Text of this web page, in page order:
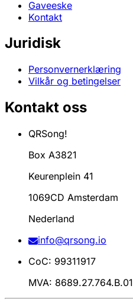
Gaveeske
Kontakt
Juridisk
Personvernerklæring
Vilkår og betingelser
Kontakt oss
QRSong!
Box A3821
Keurenplein 41
1069CD Amsterdam
Nederland
info@qrsong.io
CoC: 99311917
MVA: 8689.27.764.B.01